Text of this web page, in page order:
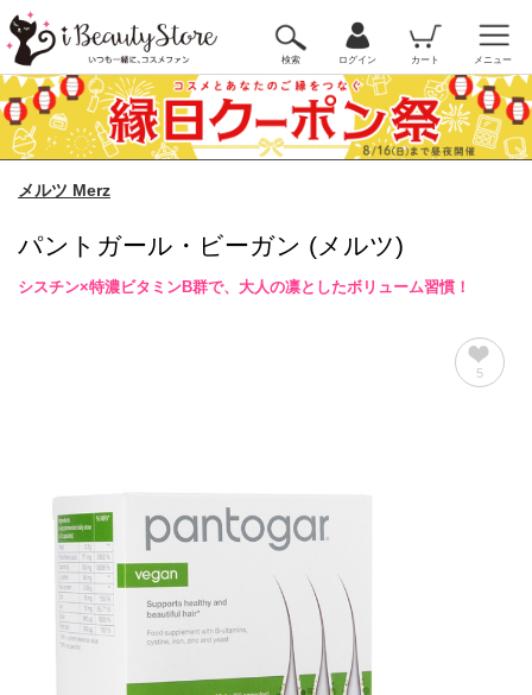
検索 ログイン カート メニュー
メルツ Merz
パントガール・ビーガン (メルツ)
シスチン×特濃ビタミンB群で、大人の凛としたボリューム習慣！
5